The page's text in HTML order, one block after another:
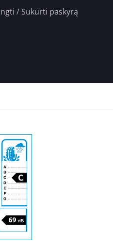
/ Sukurti paskyrą